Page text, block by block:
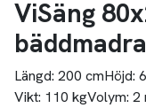
ViSäng
Längd: 200 cmHöjd:
Vikt: 110 kgVolym: 2